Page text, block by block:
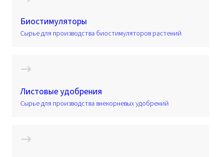
Биостимуляторы
Сырье для производства биостимуляторов растений
Листовые удобрения
Сырье для производства внекорневых удобрений